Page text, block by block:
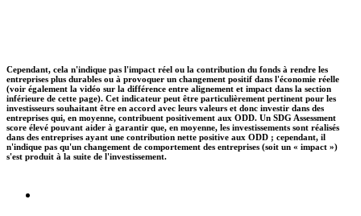
Cependant, cela n'indique pas l'impact réel ou la contribution du fonds à rendre les
entreprises plus durables ou à provoquer un changement positif dans l'économie réelle
(voir également la vidéo sur la différence entre alignement et impact dans la section
inférieure de cette page). Cet indicateur peut être particulièrement pertinent pour les
investisseurs souhaitant être en accord avec leurs valeurs et donc investir dans des
entreprises qui, en moyenne, contribuent positivement aux ODD. Un SDG Assessment
score élevé pouvant aider à garantir que, en moyenne, les investissements sont réalisés
dans des entreprises ayant une contribution nette positive aux ODD ; cependant, il
n'indique pas qu'un changement de comportement des entreprises (soit un « impact »)
s'est produit à la suite de l'investissement.